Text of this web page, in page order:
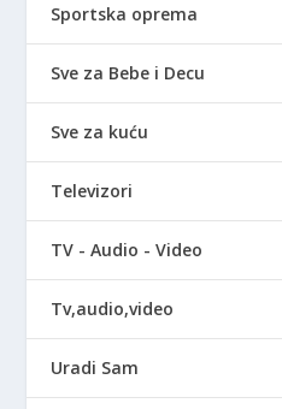
Sportska oprema
Sve za Bebe i Decu
Sve za kuću
Televizori
TV - Audio - Video
Tv,audio,video
Uradi Sam